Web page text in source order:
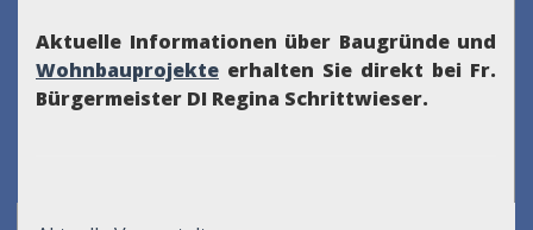
Aktuelle Informationen über Baugründe und
Wohnbauprojekte erhalten Sie direkt bei Fr.
Bürgermeister DI Regina Schrittwieser.